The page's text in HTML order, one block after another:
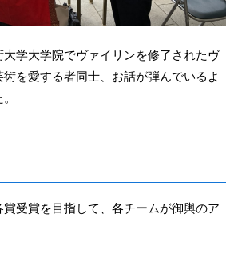
学大学院でヴァイリンを修了されたヴ
を愛する者同士、お話が弾んでいるよ
受賞を目指して、各チームが御輿のア